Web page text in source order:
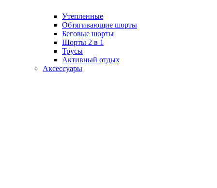
Утепленные
Обтягивающие шорты
Беговые шорты
Шорты 2 в 1
Трусы
Активный отдых
Аксессуары